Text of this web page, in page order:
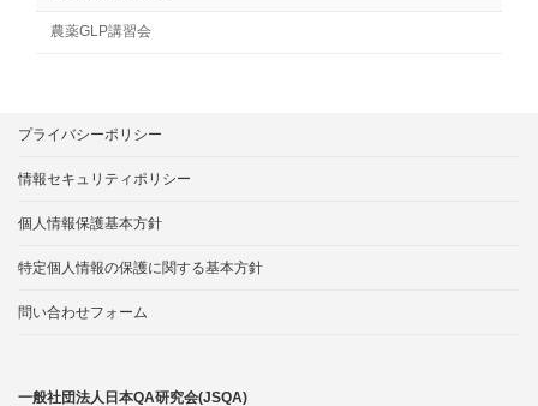
農薬GLP講習会
プライバシーポリシー
情報セキュリティポリシー
個人情報保護基本方針
特定個人情報の保護に関する基本方針
問い合わせフォーム
一般社団法人日本QA研究会(JSQA)